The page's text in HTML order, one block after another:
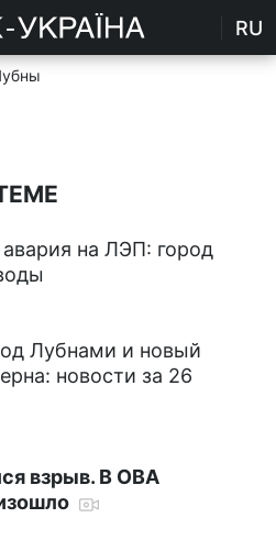
RU
на ЛЭП: город
Лубнами и новый
новости за 26
взрыв. В ОВА